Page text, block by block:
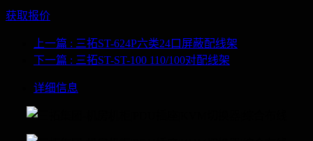
获取报价
上一篇 : 三拓ST-624P六类24口屏蔽配线架
下一篇 : 三拓ST-ST-100 110/100对配线架
详细信息